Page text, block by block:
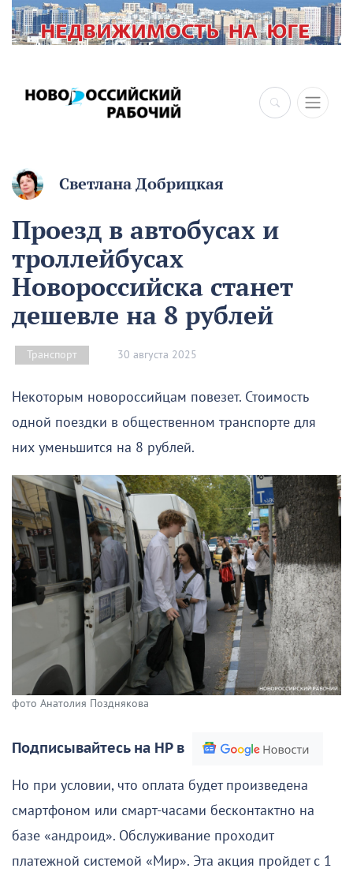
×
Светлана Добрицкая
Проезд в автобусах и
троллейбусах
Новороссийска станет
дешевле на 8 рублей
Транспорт 30 августа 2025
Некоторым новороссийцам повезет. Стоимость
одной поездки в общественном транспорте для
них уменьшится на 8 рублей.
фото Анатолия Позднякова
Подписывайтесь на НР в
Но при условии, что оплата будет произведена
смартфоном или смарт-часами бесконтактно на
базе «андроид». Обслуживание проходит
платежной системой «Мир». Эта акция пройдет с 1